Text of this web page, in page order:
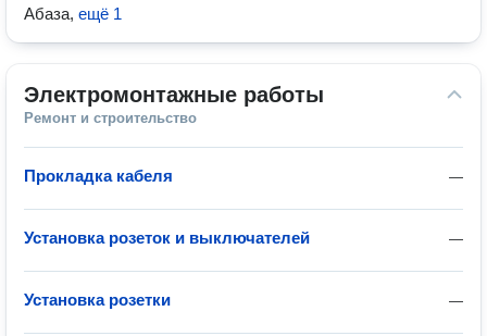
Абаза, ещё 1
Электромонтажные работы
Ремонт и строительство
—
Прокладка кабеля
—
Установка розеток и выключателей
—
Установка розетки